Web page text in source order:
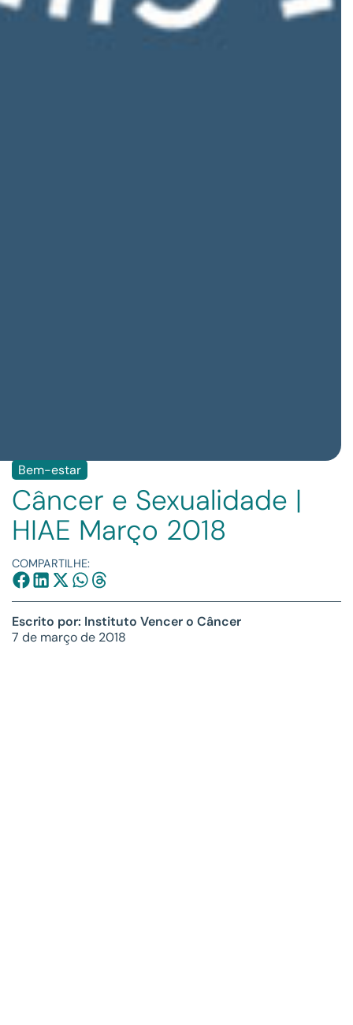
Bem-estar
Câncer e Sexualidade |
HIAE Março 2018
COMPARTILHE:
Escrito por: Instituto Vencer o Câncer
7 de março de 2018